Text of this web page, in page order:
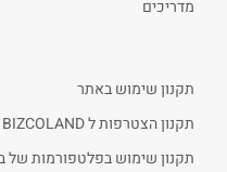
מדריכים
תקנון שימוש באתר
תקנון הצטרפות ל BIZCOLAND
תקנון שימוש בפלטפורמות של